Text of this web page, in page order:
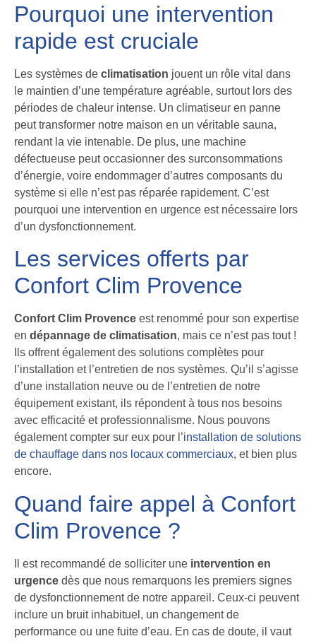
Pourquoi une intervention
rapide est cruciale
Les systèmes de climatisation jouent un rôle vital dans
le maintien d’une température agréable, surtout lors des
périodes de chaleur intense. Un climatiseur en panne
peut transformer notre maison en un véritable sauna,
rendant la vie intenable. De plus, une machine
défectueuse peut occasionner des surconsommations
d’énergie, voire endommager d’autres composants du
système si elle n’est pas réparée rapidement. C’est
pourquoi une intervention en urgence est nécessaire lors
d’un dysfonctionnement.
Les services offerts par
Confort Clim Provence
Confort Clim Provence est renommé pour son expertise
en dépannage de climatisation, mais ce n’est pas tout !
Ils offrent également des solutions complètes pour
l’installation et l’entretien de nos systèmes. Qu’il s’agisse
d’une installation neuve ou de l’entretien de notre
équipement existant, ils répondent à tous nos besoins
avec efficacité et professionnalisme. Nous pouvons
également compter sur eux pour l’installation de solutions
de chauffage dans nos locaux commerciaux, et bien plus
encore.
Quand faire appel à Confort
Clim Provence ?
Il est recommandé de solliciter une intervention en
urgence dès que nous remarquons les premiers signes
de dysfonctionnement de notre appareil. Ceux-ci peuvent
inclure un bruit inhabituel, un changement de
performance ou une fuite d’eau. En cas de doute, il vaut